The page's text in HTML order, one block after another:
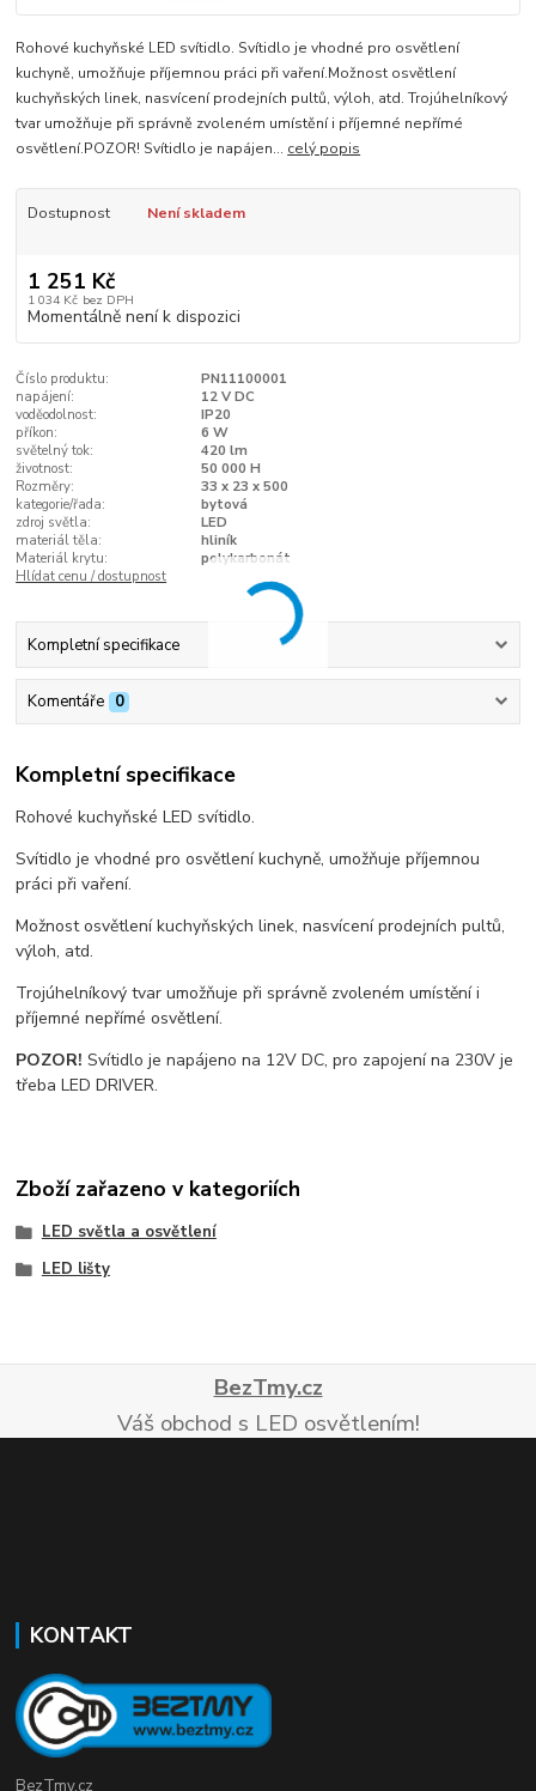
Rohové kuchyňské LED svítidlo. Svítidlo je vhodné pro osvětlení
kuchyně, umožňuje příjemnou práci při vaření.Možnost osvětlení
kuchyňských linek, nasvícení prodejních pultů, výloh, atd. Trojúhelníkový
tvar umožňuje při správně zvoleném umístění i příjemné nepřímé
osvětlení.POZOR! Svítidlo je napájen... celý popis
Dostupnost Není skladem
1 251 Kč
1 034 Kč bez DPH
Momentálně není k dispozici
Číslo produktu:
PN11100001
napájení:
12 V DC
voděodolnost:
IP20
příkon:
6 W
světelný tok:
420 lm
životnost:
50 000 H
Rozměry:
33 x 23 x 500
kategorie/řada:
bytová
zdroj světla:
LED
materiál těla:
hliník
Materiál krytu:
polykarbonát
Hlídat cenu / dostupnost
Kompletní specifikace
Komentáře 0
Kompletní specifikace
Rohové kuchyňské LED svítidlo.
Svítidlo je vhodné pro osvětlení kuchyně, umožňuje příjemnou
práci při vaření.
Možnost osvětlení kuchyňských linek, nasvícení prodejních pultů,
výloh, atd.
Trojúhelníkový tvar umožňuje při správně zvoleném umístění i
příjemné nepřímé osvětlení.
POZOR! Svítidlo je napájeno na 12V DC, pro zapojení na 230V je
třeba LED DRIVER.
Zboží zařazeno v kategoriích
LED světla a osvětlení
LED lišty
BezTmy.cz
Váš obchod s LED osvětlením!
KONTAKT
BezTmy.cz